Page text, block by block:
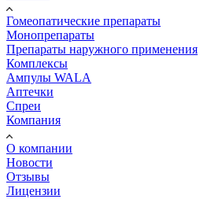
Гомеопатические препараты
Монопрепараты
Препараты наружного применения
Комплексы
Ампулы WALA
Аптечки
Спреи
Компания
О компании
Новости
Отзывы
Лицензии